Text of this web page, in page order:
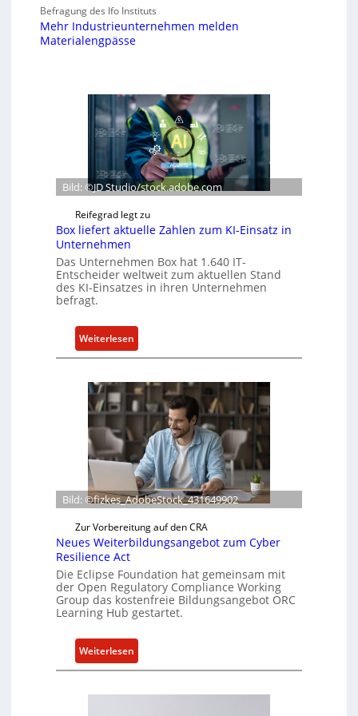
Befragung des Ifo Instituts
Mehr Industrieunternehmen melden
Materialengpässe
Bild: ©JD Studio/stock.adobe.com
Reifegrad legt zu
Box liefert aktuelle Zahlen zum KI-Einsatz in
Unternehmen
Das Unternehmen Box hat 1.640 IT-
Entscheider weltweit zum aktuellen Stand
des KI-Einsatzes in ihren Unternehmen
befragt.
Weiterlesen:
B
x
l
f
e
r
t
k
u
e
l
l
e
Z
a
Bild: ©fizkes_AdobeStock_431649902
Zur Vorbereitung auf den CRA
Neues Weiterbildungsangebot zum Cyber
Resilience Act
Die Eclipse Foundation hat gemeinsam mit
der Open Regulatory Compliance Working
Group das kostenfreie Bildungsangebot ORC
Learning Hub gestartet.
Weiterlesen:
N